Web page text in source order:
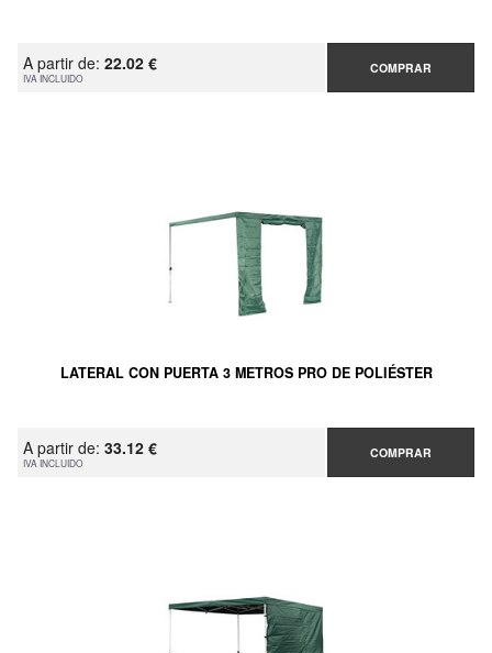
A partir de: 22.02 €
IVA INCLUIDO
COMPRAR
LATERAL CON PUERTA 3 METROS PRO DE POLIÉSTER
A partir de: 33.12 €
IVA INCLUIDO
COMPRAR